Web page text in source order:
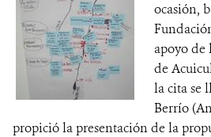
ocasión,
apoyo
de
la cita se
Berrío
propició la presentación de la